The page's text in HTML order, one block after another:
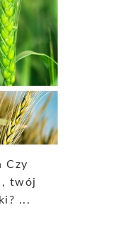
Czy
twój
...